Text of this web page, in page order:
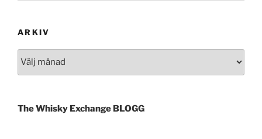
ARKIV
The Whisky Exchange BLOGG